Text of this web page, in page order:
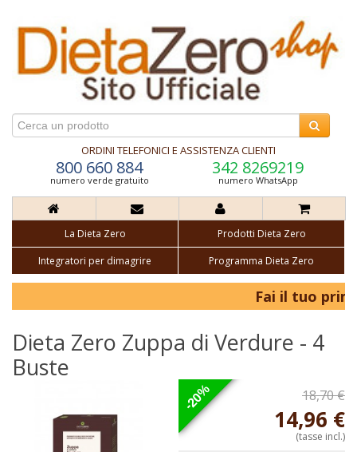
ORDINI TELEFONICI E ASSISTENZA CLIENTI
800 660 884
numero verde gratuito
342 8269219
numero WhatsApp
La Dieta Zero
Prodotti Dieta Zero
Integratori per dimagrire
Programma Dieta Zero
Fai il tuo
Dieta Zero Zuppa di Verdure - 4
Buste
-20% 18,70 €
14,96 €
(tasse incl.)